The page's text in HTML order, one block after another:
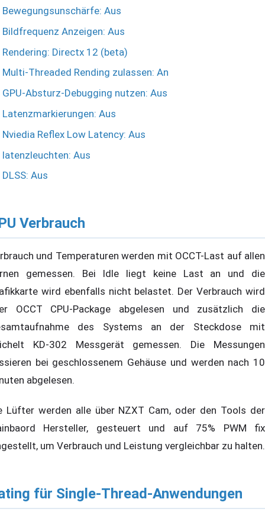
Bewegungsunschärfe: Aus
Bildfrequenz Anzeigen: Aus
Rendering: Directx 12 (beta)
Multi-Threaded Rending zulassen: An
GPU-Absturz-Debugging nutzen: Aus
Latenzmarkierungen: Aus
Nviedia Reflex Low Latency: Aus
latenzleuchten: Aus
DLSS: Aus
Verbrauch
und Temperaturen werden mit OCCT-Last auf allen
gemessen. Bei Idle liegt keine Last an und die
wird ebenfalls nicht belastet. Der Verbrauch wird
OCCT CPU-Package abgelesen und zusätzlich die
des Systems an der Steckdose mit
KD-302 Messgerät gemessen. Die Messungen
bei geschlossenem Gehäuse und werden nach 10
abgelesen.
Lüfter werden alle über NZXT Cam, oder den Tools der
Hersteller, gesteuert und auf 75% PWM fix
um Verbrauch und Leistung vergleichbar zu halten.
für Single-Thread-Anwendungen